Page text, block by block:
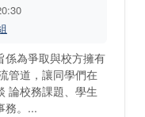
係為爭取與校方擁有
管道，讓同學們在
論校務課題、學生
務。...